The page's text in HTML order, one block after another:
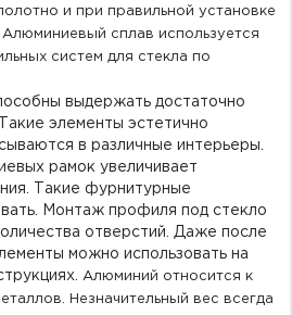
и при правильной установке
сплав используется
систем для стекла по
выдержать достаточно
элементы эстетично
в различные интерьеры.
рамок увеличивает
Такие фурнитурные
Монтаж профиля под стекло
отверстий. Даже после
можно использовать на
Алюминий относится к
Незначительный вес всегда